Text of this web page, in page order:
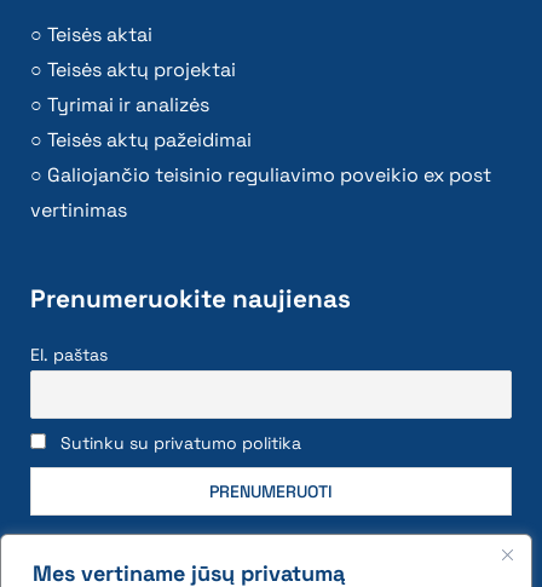
Mes vertiname jūsų privatumą
Teisės aktai
Teisės aktų projektai
Tyrimai ir analizės
Teisės aktų pažeidimai
Galiojančio teisinio reguliavimo poveikio ex post
vertinimas
Prenumeruokite naujienas
El. paštas
Sutinku su privatumo politika